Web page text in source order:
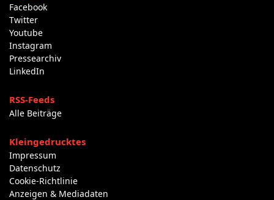
Facebook
Twitter
Youtube
Instagram
Pressearchiv
LinkedIn
RSS-Feeds
Alle Beiträge
Kleingedrucktes
Impressum
Datenschutz
Cookie-Richtlinie
Anzeigen & Mediadaten